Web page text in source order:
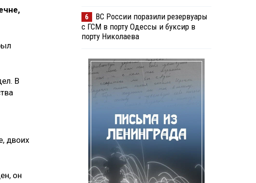
В
двоих
он
6
ВС России поразили резервуары
с ГСМ в порту Одессы и буксир в
порту Николаева